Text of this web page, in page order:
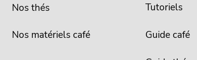
Nos thés
Nos matériels café
Tutoriels
Guide café